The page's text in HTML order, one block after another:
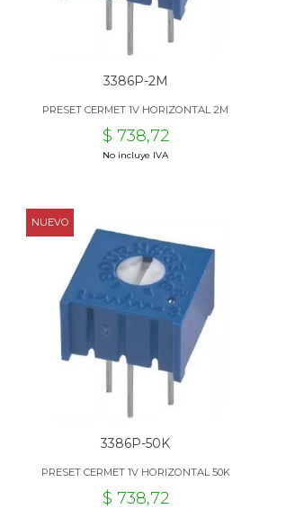
3386P-2M
PRESET CERMET 1V HORIZONTAL 2M
$ 738,72
No incluye IVA
NUEVO
3386P-50K
PRESET CERMET 1V HORIZONTAL 50K
$ 738,72